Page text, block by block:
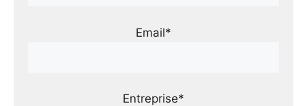
Email*
Entreprise*